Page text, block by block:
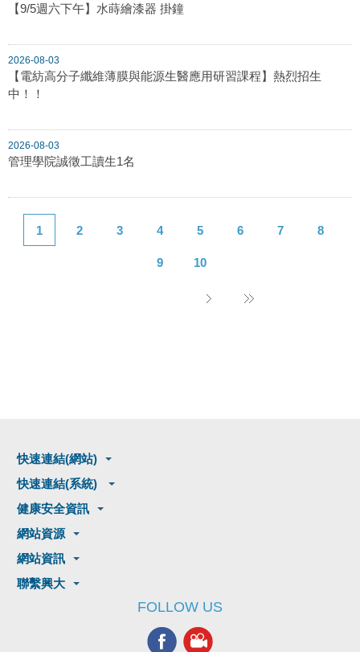
【9/5週六下午】水蒔繪漆器 掛鐘
2026-08-03
【電紡高分子纖維薄膜與能源生醫應用研習課程】熱烈招生
中！！
2026-08-03
管理學院誠徵工讀生1名
1 2 3 4 5 6 7 8
9 10
快速連結(網站)
快速連結(系統)
健康安全資訊
網站資源
網站資訊
聯繫興大
FOLLOW US